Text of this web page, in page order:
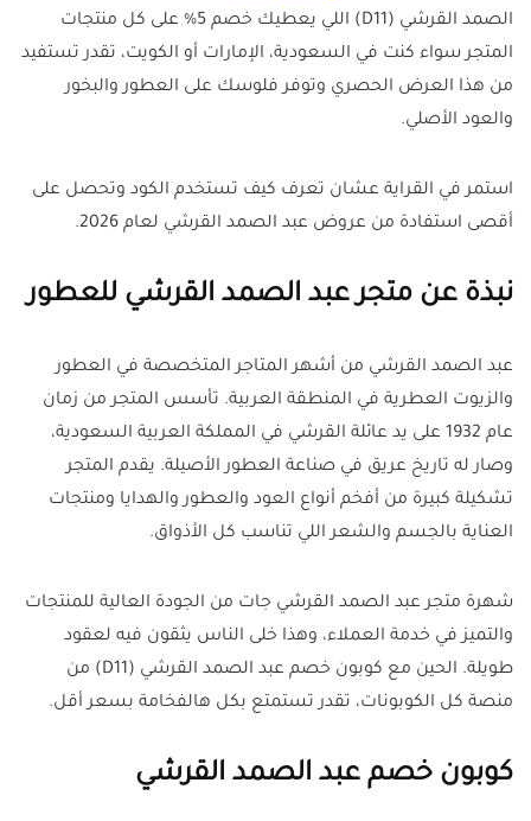
الصمد القرشي (D11) اللي يعطيك خصم 5% على كل منتجات
المتجر سواء كنت في السعودية، الإمارات أو الكويت، تقدر تستفيد
من هذا العرض الحصري وتوفر فلوسك على العطور والبخور
والعود الأصلي.
استمر في القراية عشان تعرف كيف تستخدم الكود وتحصل على
أقصى استفادة من عروض عبد الصمد القرشي لعام 2026.
نبذة عن متجر عبد الصمد القرشي للعطور
عبد الصمد القرشي من أشهر المتاجر المتخصصة في العطور
والزيوت العطرية في المنطقة العربية. تأسس المتجر من زمان
عام 1932 على يد عائلة القرشي في المملكة العربية السعودية،
وصار له تاريخ عريق في صناعة العطور الأصيلة. يقدم المتجر
تشكيلة كبيرة من أفخم أنواع العود والعطور والهدايا ومنتجات
العناية بالجسم والشعر اللي تناسب كل الأذواق.
شهرة متجر عبد الصمد القرشي جات من الجودة العالية للمنتجات
والتميز في خدمة العملاء، وهذا خلى الناس يثقون فيه لعقود
طويلة. الحين مع كوبون خصم عبد الصمد القرشي (D11) من
منصة كل الكوبونات، تقدر تستمتع بكل هالفخامة بسعر أقل.
كوبون خصم عبد الصمد القرشي